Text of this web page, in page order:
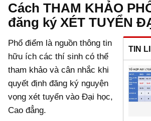
Video
Photo
Cách THAM KHẢO
đăng ký XÉT TUYỂN
TIN
Phổ điểm là nguồn thông tin
hữu ích các thí sinh có thể
tham khảo và cân nhắc khi
quyết định đăng ký nguyện
vọng xét tuyển vào Đại học,
Cao đẳng.